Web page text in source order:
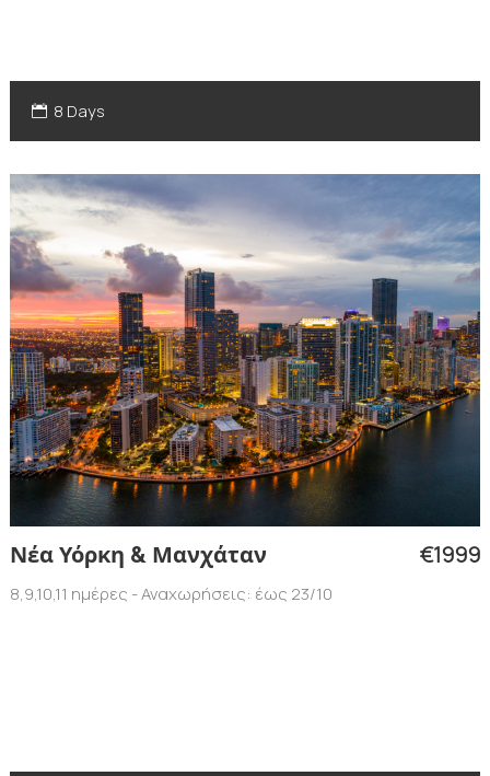
8 Days
Νέα Υόρκη & Μανχάταν €1999
8,9,10,11 ημέρες - Αναχωρήσεις: έως 23/10